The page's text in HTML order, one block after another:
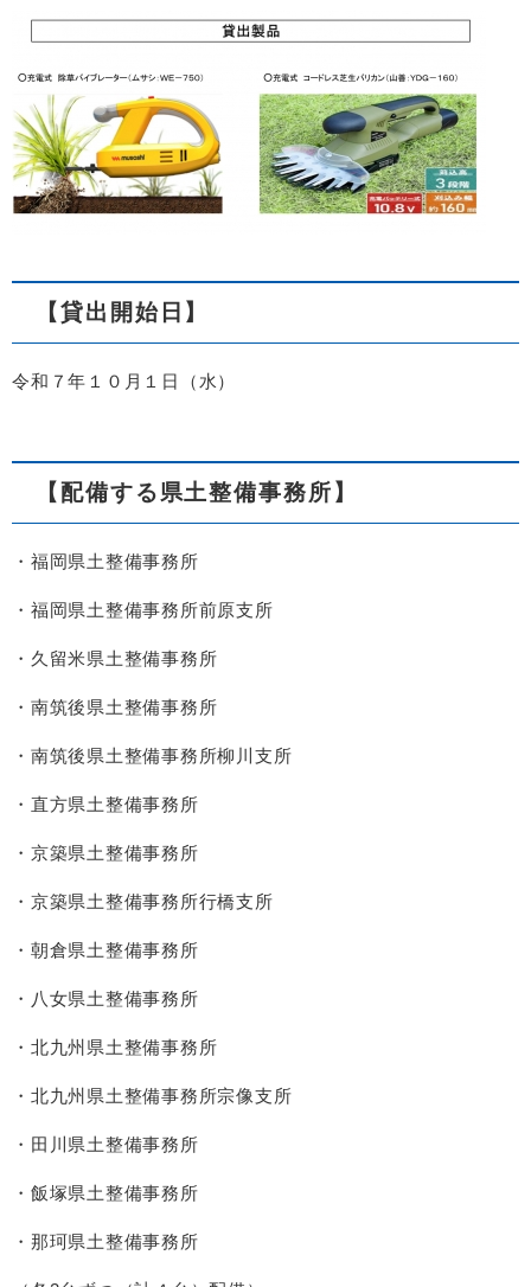
【貸出開始日】
令和７年１０月１日（水）
【配備する県土整備事務所】
・福岡県土整備事務所
・福岡県土整備事務所前原支所
・久留米県土整備事務所
・南筑後県土整備事務所
・南筑後県土整備事務所柳川支所
・直方県土整備事務所
・京築県土整備事務所
・京築県土整備事務所行橋支所
・朝倉県土整備事務所
・八女県土整備事務所
・北九州県土整備事務所
・北九州県土整備事務所宗像支所
・田川県土整備事務所
・飯塚県土整備事務所
・那珂県土整備事務所